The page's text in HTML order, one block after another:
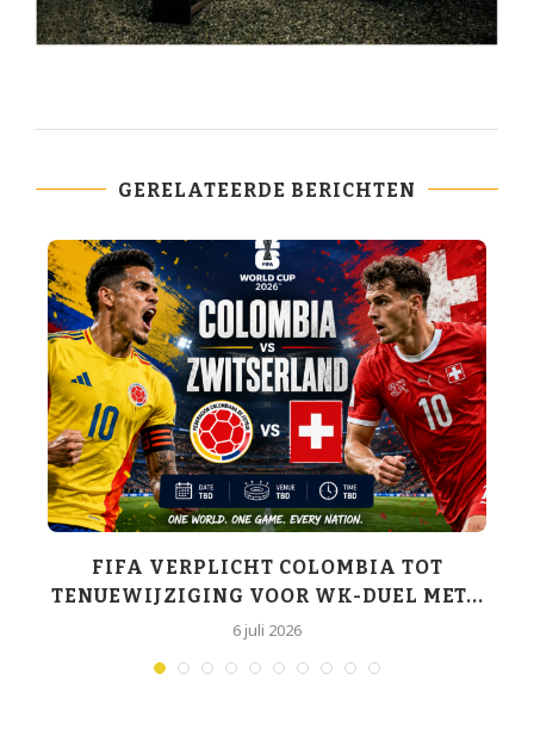
GERELATEERDE BERICHTEN
FIFA VERPLICHT COLOMBIA TOT
TENUEWIJZIGING VOOR WK-DUEL MET...
6 juli 2026